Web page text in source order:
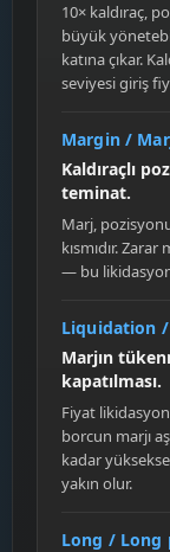
10× kaldıraç,
büyük
katına çıkar.
seviyesi giriş
Margin /
Kaldıraçlı
teminat.
Marj,
kısmıdır.
— bu
Liquidation
Marjın
kapatılması.
Fiyat
borcun marjı
kadar
yakın olur.
Long / Long